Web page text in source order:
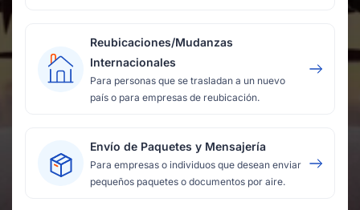
Reubicaciones/Mudanzas
Internacionales
Para personas que se trasladan a un nuevo
país o para empresas de reubicación.
Envío de Paquetes y Mensajería
Para empresas o individuos que desean enviar
pequeños paquetes o documentos por aire.